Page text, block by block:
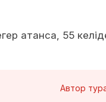
атанса, 55
Автор